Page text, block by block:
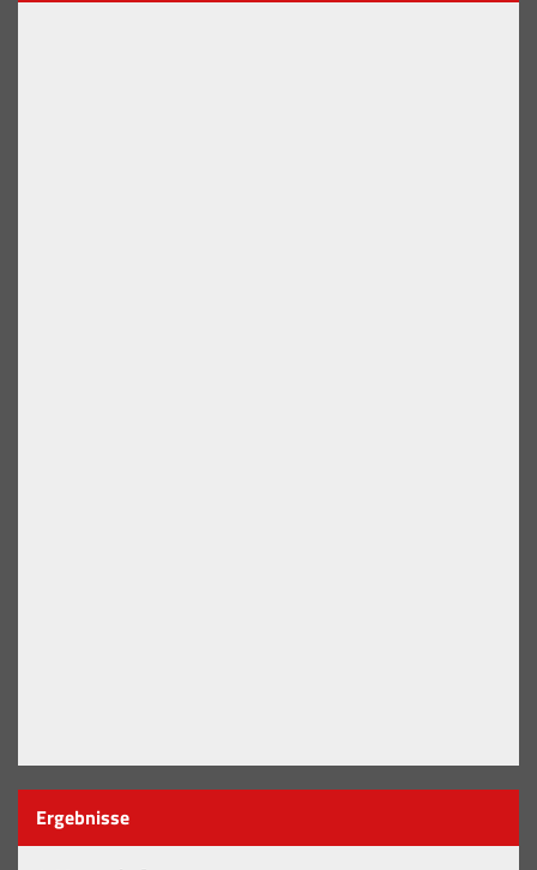
Ergebnisse